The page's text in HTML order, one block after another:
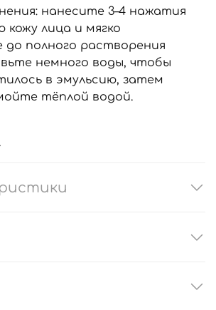
нанесите 3–4 нажатия
кожу лица и мягко
до полного растворения
немного воды, чтобы
в эмульсию, затем
тёплой водой.